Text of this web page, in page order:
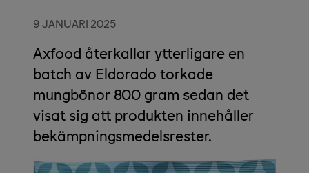
9 JANUARI 2025
Axfood återkallar ytterligare en
batch av Eldorado torkade
mungbönor 800 gram sedan det
visat sig att produkten innehåller
bekämpningsmedelsrester.